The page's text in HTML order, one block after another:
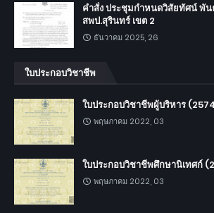
คำสั่ง ประชุมกำหนดวิสัยทัศน์ พั
สพป.สุรินทร์ เขต 2
ธันวาคม 2025, 26
ใบประกอบวิชาชีพ
ใบประกอบวิชาชีพผู้บริหาร
พฤษภาคม 2022, 03
ใบประกอบวิชาชีพศึกษานิเทศก์
พฤษภาคม 2022, 03